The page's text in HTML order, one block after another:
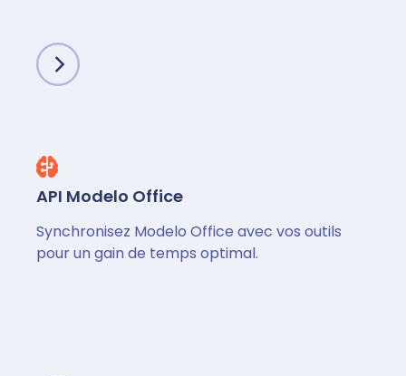
API Modelo Office
Synchronisez Modelo Office avec vos outils
pour un gain de temps optimal.